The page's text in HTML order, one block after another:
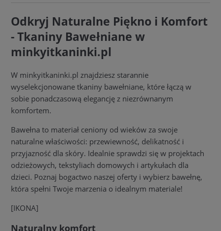
Odkryj Naturalne Piękno i Komfort
- Tkaniny Bawełniane w
minkyitkaninki.pl
W minkyitkaninki.pl znajdziesz starannie
wyselekcjonowane tkaniny bawełniane, które łączą w
sobie ponadczasową elegancję z niezrównanym
komfortem.
Bawełna to materiał ceniony od wieków za swoje
naturalne właściwości: przewiewność, delikatność i
przyjazność dla skóry. Idealnie sprawdzi się w projektach
odzieżowych, tekstyliach domowych i artykułach dla
dzieci. Poznaj bogactwo naszej oferty i wybierz bawełnę,
która spełni Twoje marzenia o idealnym materiale!
[IKONA]
Naturalny komfort